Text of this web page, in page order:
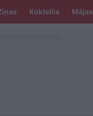
Kokteilis Mājas